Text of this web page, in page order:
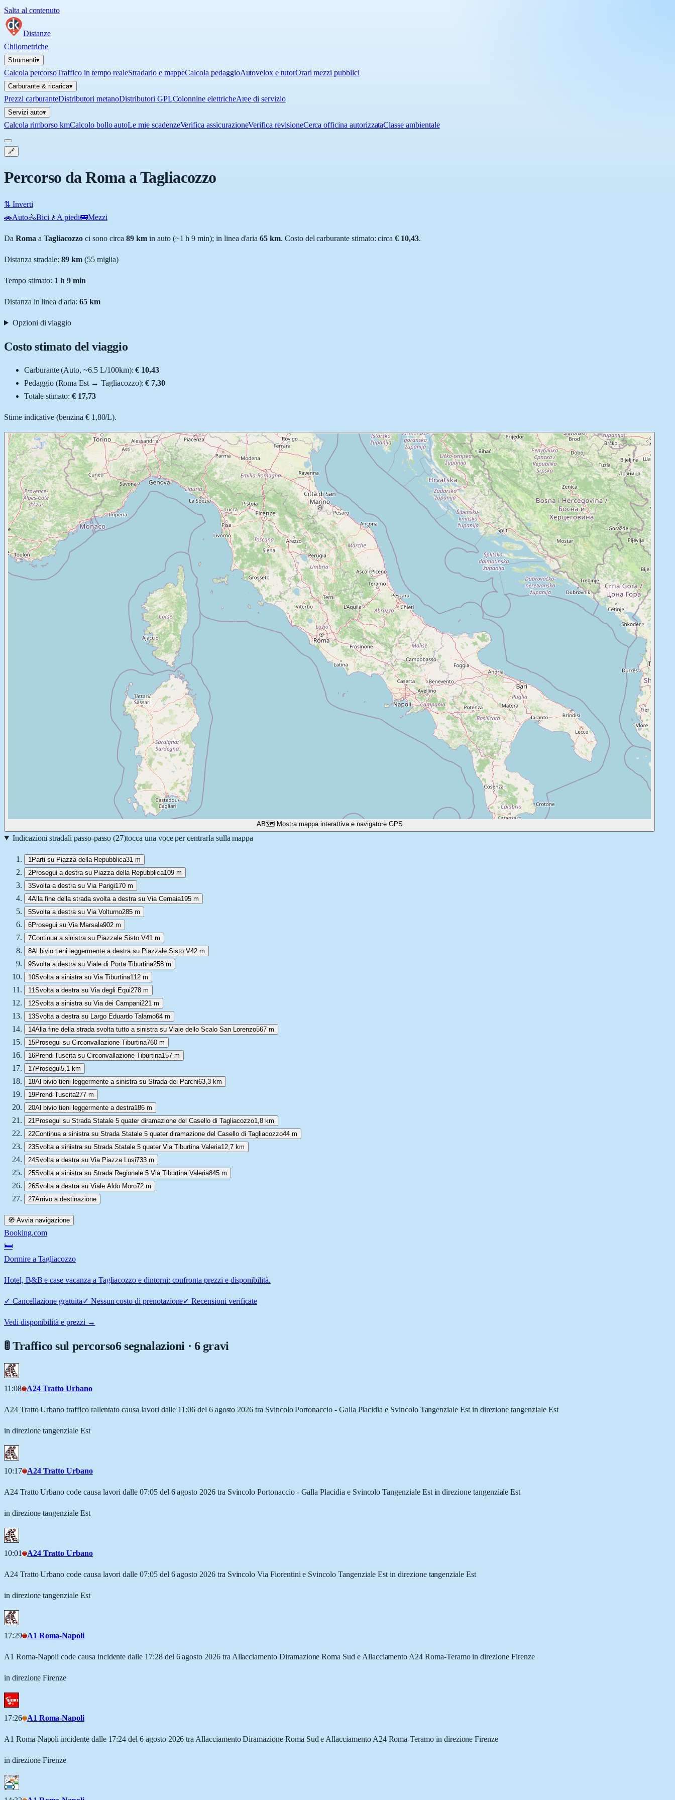
Salta al contenuto
Distanze
Chilometriche
Strumenti▾
Calcola percorsoTraffico in tempo realeStradario e mappeCalcola pedaggioAutovelox e tutorOrari mezzi pubblici
Carburante & ricarica▾
Prezzi carburanteDistributori metanoDistributori GPLColonnine elettricheAree di servizio
Servizi auto▾
Calcola rimborso kmCalcolo bollo autoLe mie scadenzeVerifica assicurazioneVerifica revisioneCerca officina autorizzataClasse ambientale
🔗
Percorso da Roma a Tagliacozzo
⇅ Inverti
🚗Auto🚴Bici 🚶 A piedi🚌Mezzi
Da Roma a Tagliacozzo ci sono circa 89 km in auto (~1 h 9 min); in linea d'aria65 km. Costo del carburante stimato: circa € 10,43.
Distanza stradale:89 km (55miglia)
Tempo stimato: 1 h 9 min
Distanza in linea d'aria: 65km
Opzioni di viaggio
Costo stimato del viaggio
Carburante (Auto, ~6.5 L/100km): € 10,43
Pedaggio (Roma Est →Tagliacozzo): € 7,30
Totale stimato:€ 17,73
Stime indicative (benzina € 1,80/L).
AB🗺️ Mostra mappa interattiva e navigatore GPS
Indicazioni stradali passo-passo (27)tocca una voce per centrarla sulla mappa
1 Parti su Piazza della Repubblica31 m
2Prosegui a destra su Piazza della Repubblica109 m
3Svolta a destra su Via Parigi170 m
4Alla fine della strada svolta a destra su Via Cernaia195 m
5Svolta a destra su Via Volturno285 m
6Prosegui su Via Marsala902 m
7Continua a sinistra su Piazzale Sisto V41 m
8Al bivio tieni leggermente a destra su Piazzale Sisto V42 m
9Svolta a destra su Viale di Porta Tiburtina258 m
10Svolta a sinistra su Via Tiburtina112 m
11Svolta a destra su Via degli Equi278 m
12Svolta a sinistra su Via dei Campani221 m
13Svolta a destra su Largo Eduardo Talamo64 m
14Alla fine della strada svolta tutto a sinistra su Viale dello Scalo San Lorenzo567 m
15Prosegui su Circonvallazione Tiburtina760 m
16Prendi l'uscita su Circonvallazione Tiburtina157 m
17Prosegui5,1 km
18Al bivio tieni leggermente a sinistra su Strada dei Parchi63,3 km
19Prendi l'uscita277 m
20Al bivio tieni leggermente a destra186 m
21 Prosegui su Strada Statale 5 quater diramazione del Casello di Tagliacozzo1,8 km
22Continua a sinistra su Strada Statale 5 quater diramazione del Casello di Tagliacozzo44 m
23Svolta a sinistra su Strada Statale 5 quater Via Tiburtina Valeria12,7 km
24Svolta a destra su Via Piazza Lusi733 m
25Svolta a sinistra su Strada Regionale 5 Via Tiburtina Valeria845 m
26Svolta a destra su Viale Aldo Moro72 m
27Arrivo a destinazione
🧭 Avvia navigazione
Booking.com
🛏️
Dormire a Tagliacozzo
Hotel, B&B e case vacanza a Tagliacozzo e dintorni: confronta prezzi e disponibilità.
✓ Cancellazione gratuita✓ Nessun costo di prenotazione✓Recensioni verificate
Vedi disponibilità e prezzi →
🚦 Traffico sul percorso6 segnalazioni · 6 gravi
11:08 A24 Tratto Urbano
A24 Tratto Urbano traffico rallentato causa lavori dalle 11:06 del 6 agosto 2026 tra Svincolo Portonaccio - Galla Placidia e Svincolo Tangenziale Est in direzione tangenziale Est
in direzione tangenziale Est
10:17 A24 Tratto Urbano
A24 Tratto Urbano code causa lavori dalle 07:05 del 6 agosto 2026 tra Svincolo Portonaccio - Galla Placidia e Svincolo Tangenziale Est in direzione tangenziale Est
in direzione tangenziale Est
10:01 A24 Tratto Urbano
A24 Tratto Urbano code causa lavori dalle 07:05 del 6 agosto 2026 tra Svincolo Via Fiorentini e Svincolo Tangenziale Est in direzione tangenziale Est
in direzione tangenziale Est
17:29 A1 Roma-Napoli
A1 Roma-Napoli code causa incidente dalle 17:28 del 6 agosto 2026 tra Allacciamento Diramazione Roma Sud e Allacciamento A24 Roma-Teramo in direzione Firenze
in direzione Firenze
17:26 A1 Roma-Napoli
A1 Roma-Napoli incidente dalle 17:24 del 6 agosto 2026 tra Allacciamento Diramazione Roma Sud e Allacciamento A24 Roma-Teramo in direzione Firenze
in direzione Firenze